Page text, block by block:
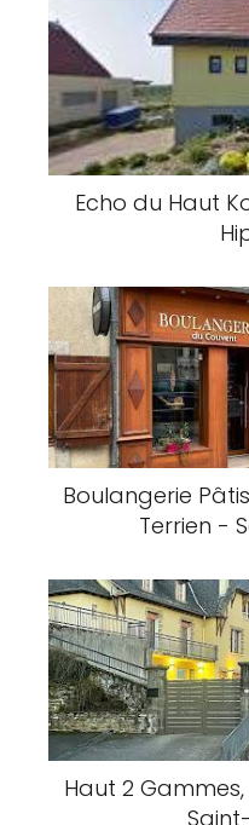
Echo du Haut
Boulangerie
Terrien -
Haut 2